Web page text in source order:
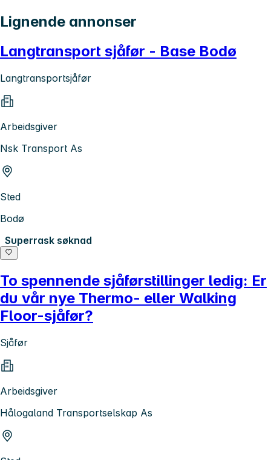
Lignende annonser
Langtransport sjåfør - Base Bodø
Langtransportsjåfør
Arbeidsgiver
Nsk Transport As
Sted
Bodø
Superrask søknad
To spennende sjåførstillinger ledig: Er
du vår nye Thermo- eller Walking
Floor-sjåfør?
Sjåfør
Arbeidsgiver
Hålogaland Transportselskap As